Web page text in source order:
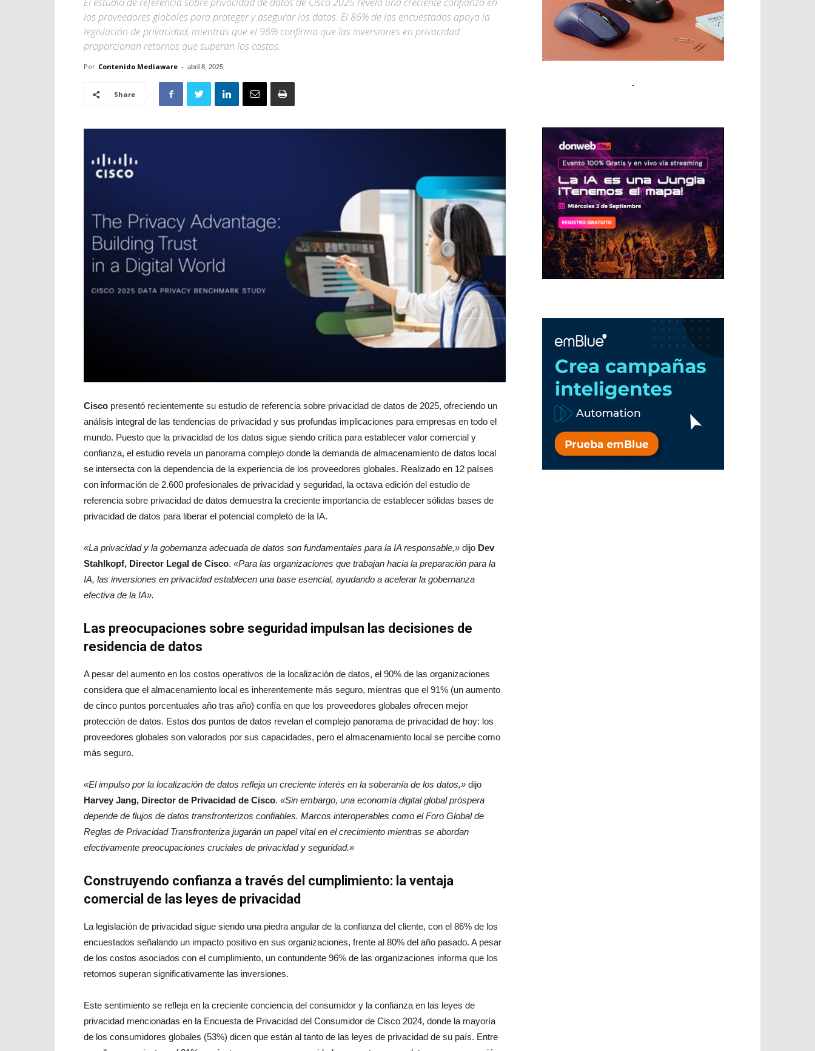
los proveedores globales para proteger y asegurar los datos. El 86% de los encuestados apoya la
legislación de privacidad, mientras que el 96% confirma que las inversiones en privacidad
proporcionan retornos que superan los costos.
Por Contenido Mediaware - abril 8, 2025
Share
Cisco presentó recientemente su estudio de referencia sobre privacidad de datos de 2025, ofreciendo un
análisis integral de las tendencias de privacidad y sus profundas implicaciones para empresas en todo el
mundo. Puesto que la privacidad de los datos sigue siendo crítica para establecer valor comercial y
confianza, el estudio revela un panorama complejo donde la demanda de almacenamiento de datos local
se intersecta con la dependencia de la experiencia de los proveedores globales. Realizado en 12 países
con información de 2.600 profesionales de privacidad y seguridad, la octava edición del estudio de
referencia sobre privacidad de datos demuestra la creciente importancia de establecer sólidas bases de
privacidad de datos para liberar el potencial completo de la IA.
«La privacidad y la gobernanza adecuada de datos son fundamentales para la IA responsable,» dijo Dev
Stahlkopf, Director Legal de Cisco. «Para las organizaciones que trabajan hacia la preparación para la
IA, las inversiones en privacidad establecen una base esencial, ayudando a acelerar la gobernanza
efectiva de la IA».
Las preocupaciones sobre seguridad impulsan las decisiones de
residencia de datos
A pesar del aumento en los costos operativos de la localización de datos, el 90% de las organizaciones
considera que el almacenamiento local es inherentemente más seguro, mientras que el 91% (un aumento
de cinco puntos porcentuales año tras año) confía en que los proveedores globales ofrecen mejor
protección de datos. Estos dos puntos de datos revelan el complejo panorama de privacidad de hoy: los
proveedores globales son valorados por sus capacidades, pero el almacenamiento local se percibe como
más seguro.
«El impulso por la localización de datos refleja un creciente interés en la soberanía de los datos,» dijo
Harvey Jang, Director de Privacidad de Cisco. «Sin embargo, una economía digital global próspera
depende de flujos de datos transfronterizos confiables. Marcos interoperables como el Foro Global de
Reglas de Privacidad Transfronteriza jugarán un papel vital en el crecimiento mientras se abordan
efectivamente preocupaciones cruciales de privacidad y seguridad.»
Construyendo confianza a través del cumplimiento: la ventaja
comercial de las leyes de privacidad
La legislación de privacidad sigue siendo una piedra angular de la confianza del cliente, con el 86% de los
encuestados señalando un impacto positivo en sus organizaciones, frente al 80% del año pasado. A pesar
de los costos asociados con el cumplimiento, un contundente 96% de las organizaciones informa que los
retornos superan significativamente las inversiones.
Este sentimiento se refleja en la creciente conciencia del consumidor y la confianza en las leyes de
privacidad mencionadas en la Encuesta de Privacidad del Consumidor de Cisco 2024, donde la mayoría
de los consumidores globales (53%) dicen que están al tanto de las leyes de privacidad de su país. Entre